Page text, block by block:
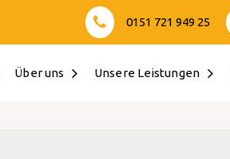
0151 721 949 25
Über uns Unsere Leistungen